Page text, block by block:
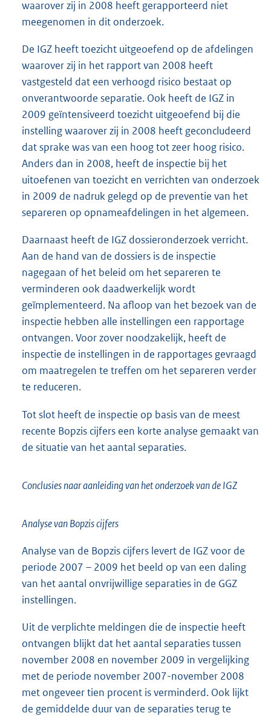
waarover zij in 2008 heeft gerapporteerd niet
meegenomen in dit onderzoek.
De IGZ heeft toezicht uitgeoefend op de afdelingen
waarover zij in het rapport van 2008 heeft
vastgesteld dat een verhoogd risico bestaat op
onverantwoorde separatie. Ook heeft de IGZ in
2009 geïntensiveerd toezicht uitgeoefend bij die
instelling waarover zij in 2008 heeft geconcludeerd
dat sprake was van een hoog tot zeer hoog risico.
Anders dan in 2008, heeft de inspectie bij het
uitoefenen van toezicht en verrichten van onderzoek
in 2009 de nadruk gelegd op de preventie van het
separeren op opnameafdelingen in het algemeen.
Daarnaast heeft de IGZ dossieronderzoek verricht.
Aan de hand van de dossiers is de inspectie
nagegaan of het beleid om het separeren te
verminderen ook daadwerkelijk wordt
geïmplementeerd. Na afloop van het bezoek van de
inspectie hebben alle instellingen een rapportage
ontvangen. Voor zover noodzakelijk, heeft de
inspectie de instellingen in de rapportages gevraagd
om maatregelen te treffen om het separeren verder
te reduceren.
Tot slot heeft de inspectie op basis van de meest
recente Bopzis cijfers een korte analyse gemaakt van
de situatie van het aantal separaties.
Conclusies naar aanleiding van het onderzoek van de IGZ
Analyse van Bopzis cijfers
Analyse van de Bopzis cijfers levert de IGZ voor de
periode 2007 – 2009 het beeld op van een daling
van het aantal onvrijwillige separaties in de GGZ
instellingen.
Uit de verplichte meldingen die de inspectie heeft
ontvangen blijkt dat het aantal separaties tussen
november 2008 en november 2009 in vergelijking
met de periode november 2007-november 2008
met ongeveer tien procent is verminderd. Ook lijkt
de gemiddelde duur van de separaties terug te